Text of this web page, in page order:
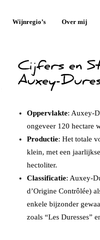
Wijnregio’s Over mij
Cijfers en
Auxey-
Oppervlakte: Auxey-
ongeveer 120 hectare
Productie: Het totale
klein, met een
hectoliter.
Classificatie: Auxey-
d’Origine Contrôlée)
enkele bijzonder
zoals “Les Duresses”